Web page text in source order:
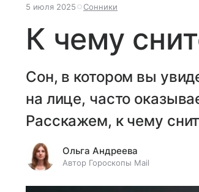
5 июля 2025 Сонники
К чему
Сон, в котором вы
на лице, часто
Расскажем, к чему
Ольга Андреева
Автор Гороскопы Mail